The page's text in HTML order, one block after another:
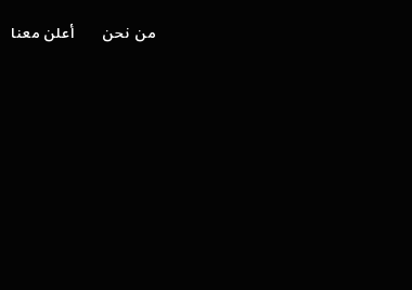
من نحن أعلن معنا